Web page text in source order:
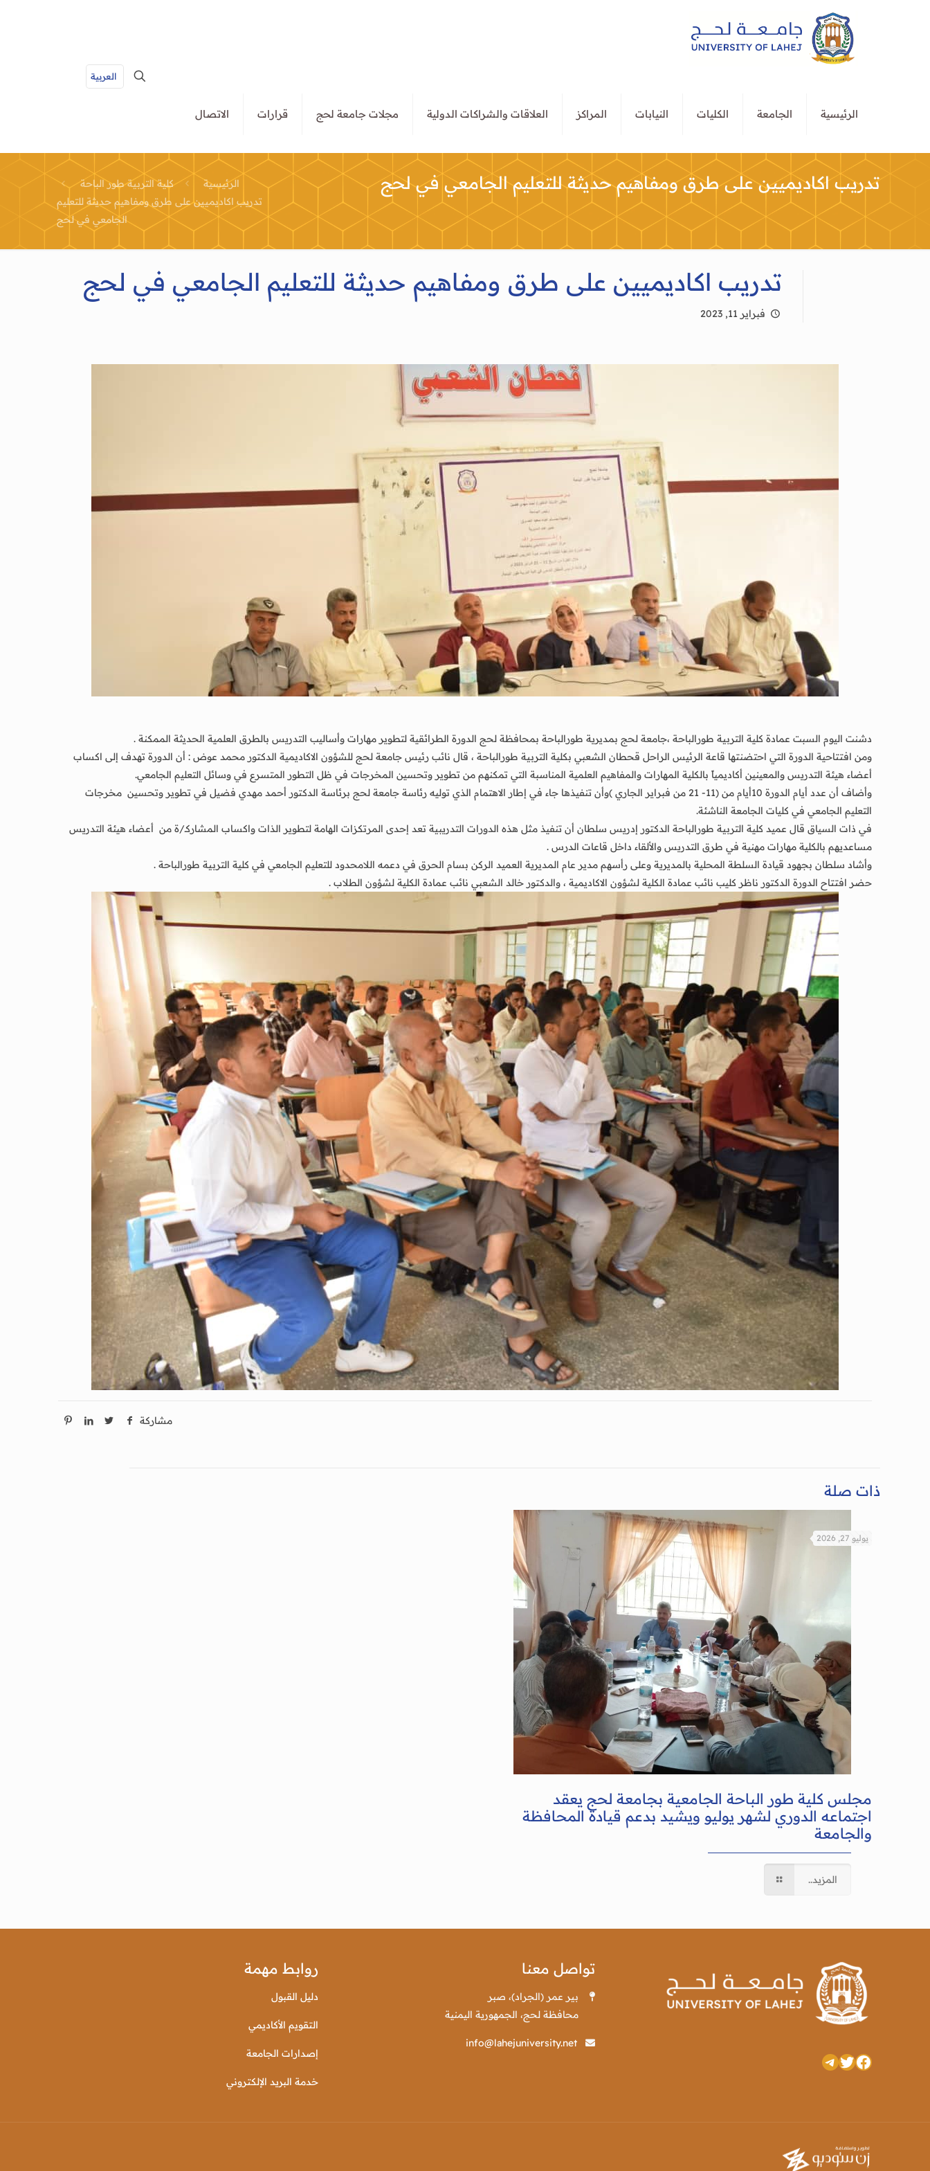
الرئيسية الجامعة الكليات النيابات المراكز العلاقات والشراكات الدولية مجلات جامعة لحج قرارات الاتصال
العربية
تدريب اكاديميين على طرق ومفاهيم حديثة للتعليم الجامعي في لحج الرئيسية
كلية التربية طور الباحة
تدريب اكاديميين على طرق ومفاهيم حديثة للتعليم
الجامعي في لحج
تدريب اكاديميين على طرق ومفاهيم حديثة للتعليم الجامعي في لحج
فبراير 11, 2023
دشنت اليوم السبت عمادة كلية التربية طورالباحة ،جامعة لحج بمديرية طورالباحة بمحافظة لحج الدورة الطرائقية لتطوير مهارات وأساليب التدريس بالطرق العلمية الحديثة الممكنة .
ومن افتتاحية الدورة التي احتضنتها قاعة الرئيس الراحل قحطان الشعبي بكلية التربية طورالباحة ، قال نائب رئيس جامعة لحج للشؤون الاكاديمية الدكتور محمد عوض : أن الدورة تهدف إلى اكساب
أعضاء هيئة التدريس والمعينين أكاديمياً بالكلية المهارات والمفاهيم العلمية المناسبة التي تمكنهم من تطوير وتحسين المخرجات في ظل التطور المتسرع في وسائل التعليم الجامعي.
وأضاف أن عدد أيام الدورة 10أيام من (11- 21 من فبراير الجاري )وأن تنفيذها جاء في إطار الاهتمام الذي توليه رئاسة جامعة لحج برئاسة الدكتور أحمد مهدي فضيل في تطوير وتحسين مخرجات
التعليم الجامعي في كليات الجامعة الناشئة.
في ذات السياق قال عميد كلية التربية طورالباحة الدكتور إدريس سلطان أن تنفيذ مثل هذه الدورات التدريبية تعد إحدى المرتكزات الهامة لتطوير الذات واكساب المشاركـ/ة من أعضاء هيئة التدريس
مساعديهم بالكلية مهارات مهنية في طرق التدريس والألقاء داخل قاعات الدرس .
وأشاد سلطان بجهود قيادة السلطة المحلية بالمديرية وعلى رأسهم مدير عام المديرية العميد الركن بسام الحرق في دعمه اللامحدود للتعليم الجامعي في كلية التربية طورالباحة .
حضر افتتاح الدورة الدكتور ناظر كليب نائب عمادة الكلية لشؤون الاكاديمية ، والدكتور خالد الشعبي نائب عمادة الكلية لشؤون الطلاب .
مشاركة
ذات صلة
يوليو 27, 2026
مجلس كلية طور الباحة الجامعية بجامعة لحج يعقد
اجتماعه الدوري لشهر يوليو ويشيد بدعم قيادة المحافظة
والجامعة
المزيد..
فيسبوك
تويترتيليجرام
تواصل معنا
بير عمر (الجراد)، صبر
محافظة لحج، الجمهورية اليمنية
info@lahejuniversity.net
روابط مهمة
دليل القبول
التقويم الأكاديمي
إصدارات الجامعة
خدمة البريد الإلكتروني